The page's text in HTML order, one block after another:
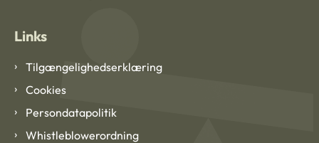
Links
Tilgængelighedserklæring
Cookies
Persondatapolitik
Whistleblowerordning